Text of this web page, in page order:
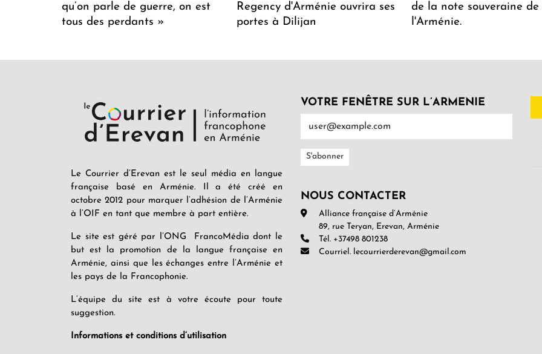
qu’on parle de guerre, on est
tous des perdants »
Regency d'Arménie ouvrira ses
portes à Dilijan
de la note souveraine de
l'Arménie.
Le Courrier d’Erevan est le seul média en langue
française basé en Arménie. Il a été créé en
octobre 2012 pour marquer l’adhésion de l’Arménie
à l’OIF en tant que membre à part entière.
Le site est géré par l’ONG FrancoMédia dont le
but est la promotion de la langue française en
Arménie, ainsi que les échanges entre l’Arménie et
les pays de la Francophonie.
L’équipe du site est à votre écoute pour toute
suggestion.
Informations et conditions d’utilisation
VOTRE FENÊTRE SUR L’ARMENIE
NOUS CONTACTER
Alliance française d’Arménie
89, rue Teryan, Erevan, Arménie
Tél. +37498 801238
Courriel. lecourrierderevan@gmail.com